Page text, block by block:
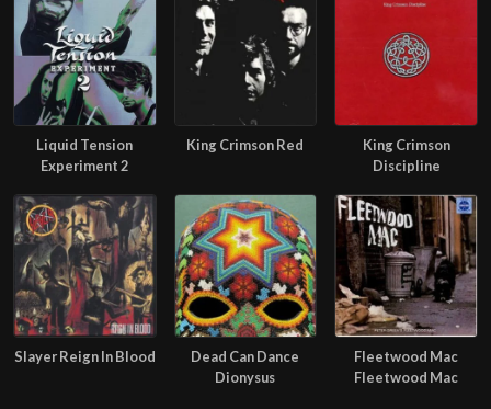
Liquid Tension
Experiment 2
King Crimson Red
King Crimson
Discipline
Slayer Reign In Blood
Dead Can Dance
Dionysus
Fleetwood Mac
Fleetwood Mac